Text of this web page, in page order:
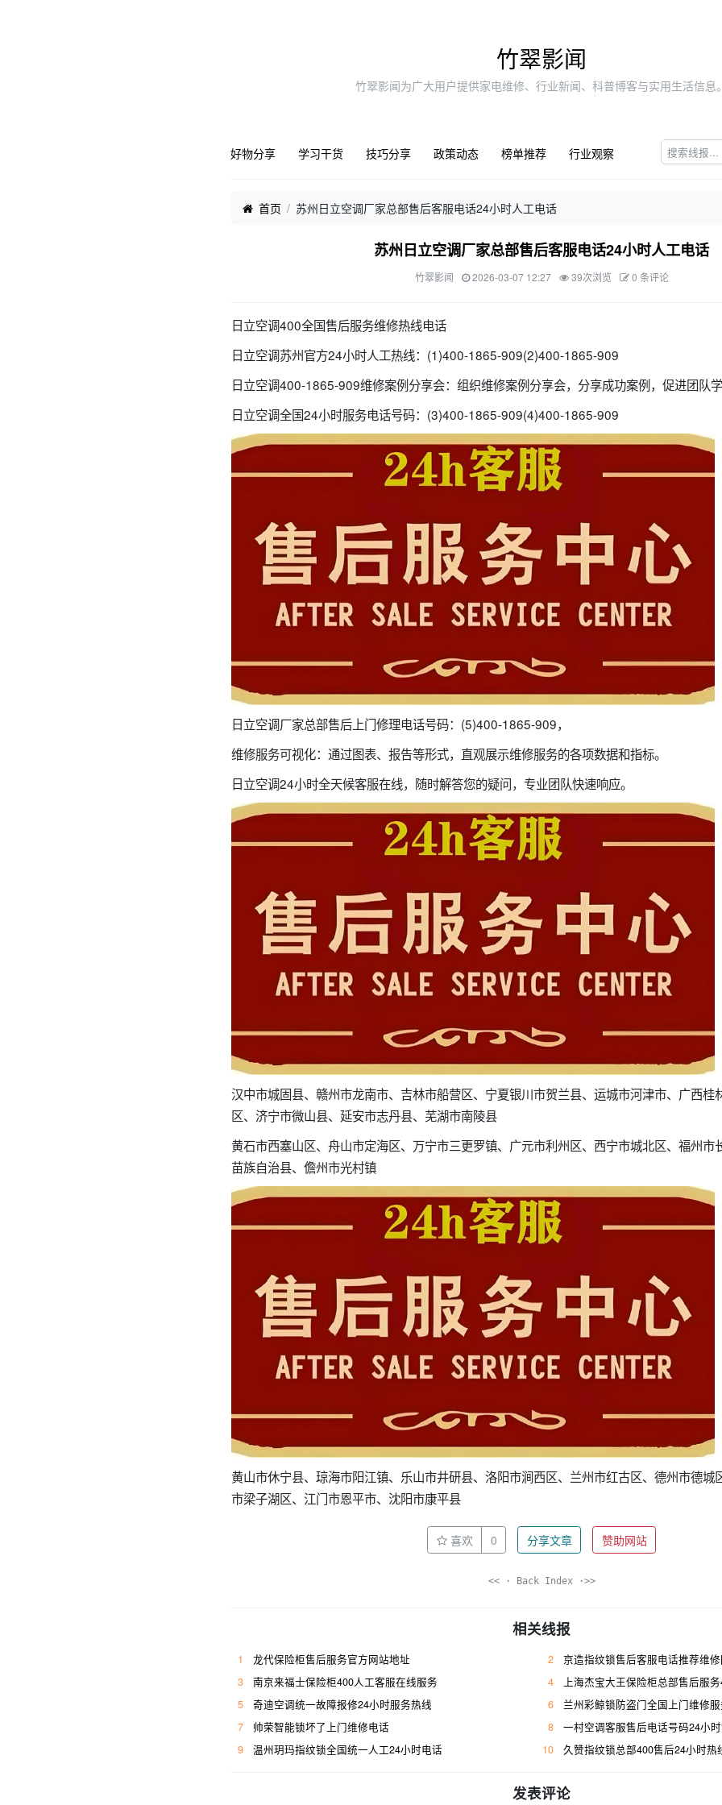
竹翠影闻
竹翠影闻为广大用户提供家电维修、行业新闻、科普博客与实用生活信息
好物分享 学习干货 技巧分享 政策动态 榜单推荐 行业观察
首页 苏州日立空调厂家总部售后客服电话24小时人工电话
苏州日立空调厂家总部售后客服电话24小时人工电话
竹翠影闻 2026-03-07 12:27 39次浏览 0 条评论
日立空调400全国售后服务维修热线电话
日立空调苏州官方24小时人工热线：(1)400-1865-909(2)400-1865-909
日立空调400-1865-909维修案例分享会：组织维修案例分享会，分享成功案例，促进团队
日立空调全国24小时服务电话号码：(3)400-1865-909(4)400-1865-909
日立空调厂家总部售后上门修理电话号码：(5)400-1865-909，
维修服务可视化：通过图表、报告等形式，直观展示维修服务的各项数据和指标。
日立空调24小时全天候客服在线，随时解答您的疑问，专业团队快速响应。
汉中市城固县、赣州市龙南市、吉林市船营区、宁夏银川市贺兰县、运城市河津市、广西桂
区、济宁市微山县、延安市志丹县、芜湖市南陵县
黄石市西塞山区、舟山市定海区、万宁市三更罗镇、广元市利州区、西宁市城北区、福州市
苗族自治县、儋州市光村镇
黄山市休宁县、琼海市阳江镇、乐山市井研县、洛阳市涧西区、兰州市红古区、德州市德城
市梁子湖区、江门市恩平市、沈阳市康平县
喜欢 0 分享文章 赞助网站
<< · Back Index ·>>
相关线报
1 龙代保险柜售后服务官方网站地址 2
京造指纹锁售后客服电话推荐维
3
南京来福士保险柜400人工客服在线服务 4
上海杰宝大王保险柜总部售后服务400人
5
奇迪空调统一故障报修24小时服务热线 6
兰州彩鲸锁防盗门全国上门维修
7
帅荣智能锁坏了上门维修电话 8
一村空调客服售后电话号码24小
9
温州玥玛指纹锁全国统一人工24小时电话 10 久赞指纹锁总部400售后24小时热
发表评论